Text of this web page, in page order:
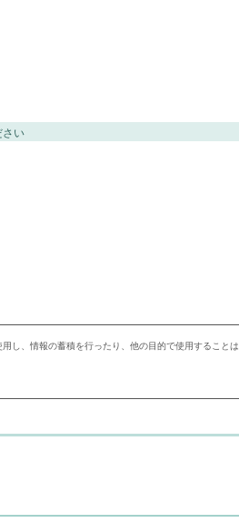
さい
し、情報の蓄積を行ったり、他の目的で使用することは